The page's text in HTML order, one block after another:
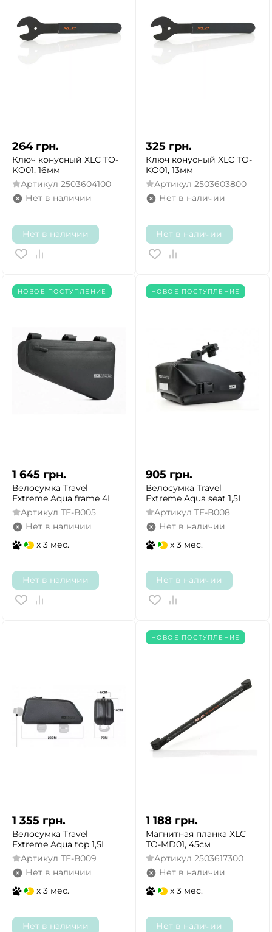
264 грн.
Ключ конусный XLC TO-
KO01, 16мм
Артикул 2503604100
Нет в наличии
Нет в наличии
325 грн.
Ключ конусный XLC TO-
KO01, 13мм
Артикул 2503603800
Нет в наличии
Нет в наличии
НОВОЕ ПОСТУПЛЕНИЕ
1 645 грн.
Велоcумка Travel
Extreme Aqua frame 4L
Артикул TE-В005
Нет в наличии
x 3 мес.
Нет в наличии
НОВОЕ ПОСТУПЛЕНИЕ
905 грн.
Велоcумка Travel
Extreme Aqua seat 1,5L
Артикул TE-В008
Нет в наличии
x 3 мес.
Нет в наличии
1 355 грн.
Велоcумка Travel
Extreme Aqua top 1,5L
Артикул TE-В009
Нет в наличии
x 3 мес.
Нет в наличии
НОВОЕ ПОСТУПЛЕНИЕ
1 188 грн.
Магнитная планка XLC
TO-MD01, 45см
Артикул 2503617300
Нет в наличии
x 3 мес.
Нет в наличии